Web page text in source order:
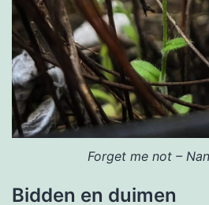
Forget me not –
Bidden en duimen